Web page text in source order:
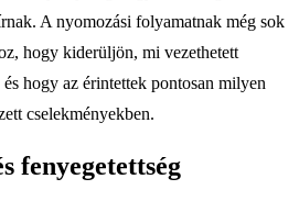
A nyomozási folyamatnak még sok
hogy kiderüljön, mi vezethetett
és hogy az érintettek pontosan milyen
cselekményekben.
fenyegetettség